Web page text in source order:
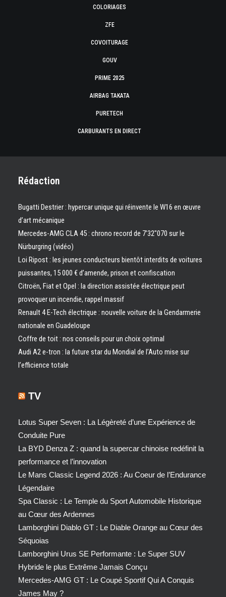
COLORIAGES
ZFE
COVOITURAGE
GOUV
PRIME 2025
AIRBAG TAKATA
PURETECH
CARBURANTS EN DIRECT
Rédaction
Bugatti Destrier : hypercar unique qui réinvente le W16 en œuvre
d’art mécanique
Mercedes-AMG CLA 45 : chrono record de 7’32″070 sur le
Nürburgring (vidéo)
Loi Ripost : les jeunes conducteurs bientôt interdits de voitures
puissantes, 15 000 € d’amende, prison et confiscation
Citroën, Fiat et Opel : la direction assistée électrique peut
provoquer un incendie, rappel massif
Renault 4 E-Tech électrique : nouvelle voiture de la Gendarmerie
nationale en Guadeloupe
Coffre de toit : nos conseils pour un choix optimal
Audi A2 e-tron : la future star du Mondial de l’Auto mise sur
l’efficience totale
TV
Lotus Super Seven : La Légèreté d’une Expérience de
Conduite Pure
La BYD Denza Z : quand la supercar chinoise redéfinit la
performance et l’innovation
Le Mans Classic Legend 2026 : Au Coeur de l’Endurance
Légendaire
Spa Classic : Le Temple du Sport Automobile Historique
au Cœur des Ardennes
Lamborghini Diablo GT : Le Diable Orange au Cœur des
Séquoias
Lamborghini Urus SE Performante : Le Super SUV
Hybride le plus Extrême Jamais Conçu
Mercedes-AMG GT : Le Coupé Sportif Qui A Conquis
James May ?